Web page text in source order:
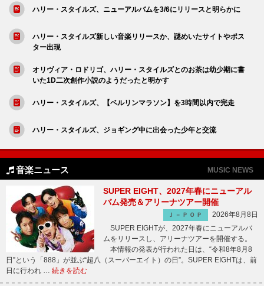
ハリー・スタイルズ、ニューアルバムを3/6にリリースと明らかに
ハリー・スタイルズ新しい音楽リリースか、謎めいたサイトやポス
ター出現
オリヴィア・ロドリゴ、ハリー・スタイルズとのお茶は幼少期に書
いた1D二次創作小説のようだったと明かす
ハリー・スタイルズ、【ベルリンマラソン】を3時間以内で完走
ハリー・スタイルズ、ジョギング中に出会った少年と交流
音楽ニュース MUSIC NEWS
SUPER EIGHT、2027年春にニューアル
バム発売＆アリーナツアー開催
Ｊ－ＰＯＰ
2026年8月8日
SUPER EIGHTが、2027年春にニューアルバ
ムをリリースし、アリーナツアーを開催する。
本情報の発表が行われた日は、“令和8年8月8
日”という「888」が並ぶ“超八（スーパーエイト）の日”。SUPER EIGHTは、前
日に行われ … 続きを読む